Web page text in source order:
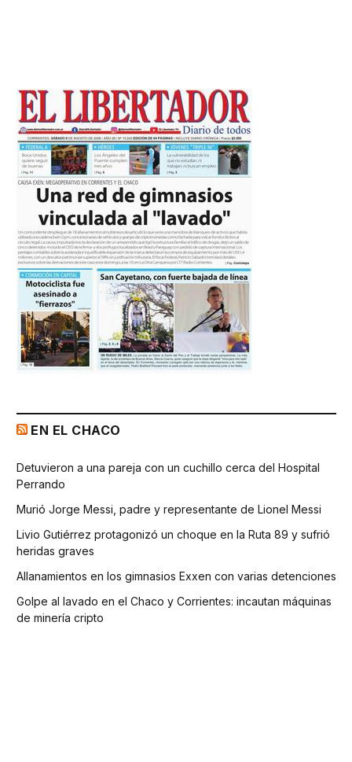
EN EL CHACO
Detuvieron a una pareja con un cuchillo cerca del Hospital
Perrando
Murió Jorge Messi, padre y representante de Lionel Messi
Livio Gutiérrez protagonizó un choque en la Ruta 89 y sufrió
heridas graves
Allanamientos en los gimnasios Exxen con varias detenciones
Golpe al lavado en el Chaco y Corrientes: incautan máquinas
de minería cripto